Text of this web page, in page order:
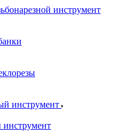
инструмент
инструмент